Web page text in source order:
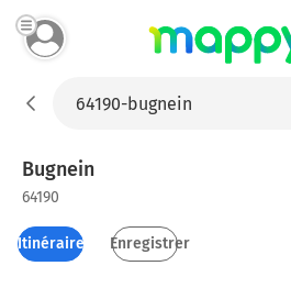
Bugnein
64190
Itinéraires Enregistrer